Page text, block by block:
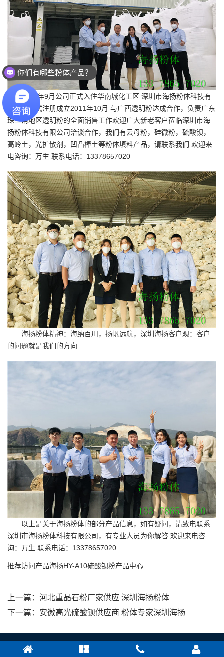
2011年9月公司正式入住华南城化工区 深圳市海扬粉体科技有
限公司正式注册成立2011年10月 与广西透明粉达成合作，负责广东
珠三角地区透明粉的全面销售工作欢迎广大新老客户莅临深圳市海
扬粉体科技有限公司洽谈合作，我们有云母粉，硅微粉，硫酸钡，
高岭土，光扩散剂，凹凸棒土等粉体填料产品，请联系我们 欢迎来
电咨询：万生 联系电话：13378657020
海扬粉体精神：海纳百川，扬帆远航，深圳海扬客户观：客户
的问题就是我们的方向
以上是关于海扬粉体的部分产品信息，如有疑问，请致电联系
深圳市海扬粉体科技有限公司，有专业人员为你解答 欢迎来电咨
询：万生 联系电话：13378657020
推荐访问产品海扬HY-A10硫酸钡粉产品中心
上一篇： 河北重晶石粉厂家供应 深圳海扬粉体
下一篇： 安徽高光硫酸钡供应商 粉体专家深圳海扬
你们有哪些粉体产品？